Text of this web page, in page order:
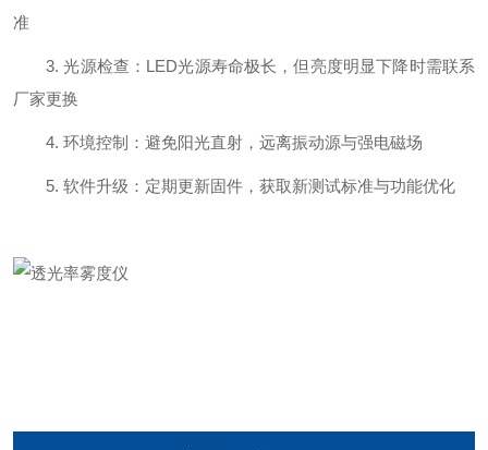
准
3. 光源检查：LED光源寿命极长，但亮度明显下降时需联系
厂家更换
4. 环境控制：避免阳光直射，远离振动源与强电磁场
5. 软件升级：定期更新固件，获取新测试标准与功能优化